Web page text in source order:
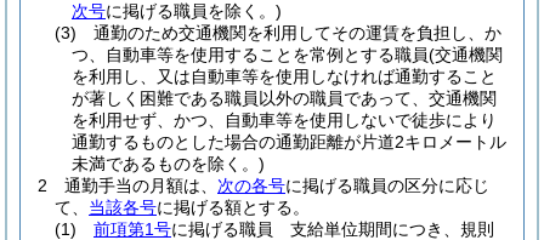
次号に掲げる職員を除く。)
(3)
通勤のため交通機関を利用してその運賃を負担し、か
つ、自動車等を使用することを常例とする職員(交通機関
を利用し、又は自動車等を使用しなければ通勤すること
が著しく困難である職員以外の職員であって、交通機関
を利用せず、かつ、自動車等を使用しないで徒歩により
通勤するものとした場合の通勤距離が片道2キロメートル
未満であるものを除く。)
2
通勤手当の月額は、 次の各号に掲げる職員の区分に応じ
て、 当該各号に掲げる額とする。
(1)
前項第1号に掲げる職員 支給単位期間につき、規則